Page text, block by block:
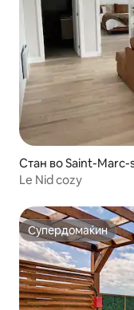
Стан во Saint-Marc-
Le Nid cozy
Супердомаќин
Супердомаќин